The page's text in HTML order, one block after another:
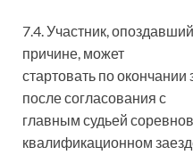
7.4. Участник,
причине, может
стартовать по окончании
после согласования с
главным судьей
квалификационном